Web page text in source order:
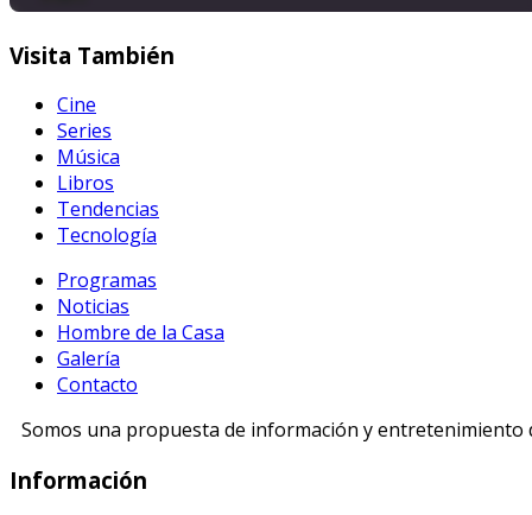
Visita También
Cine
Series
Música
Libros
Tendencias
Tecnología
Programas
Noticias
Hombre de la Casa
Galería
Contacto
Somos una propuesta de información y
Información